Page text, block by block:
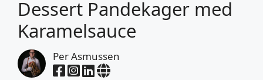
Dessert Pandekager med
Karamelsauce
Per Asmussen